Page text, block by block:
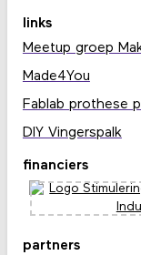
links
Meetup groep
Made4You
Fablab prothese
DIY Vingerspalk
financiers
partners